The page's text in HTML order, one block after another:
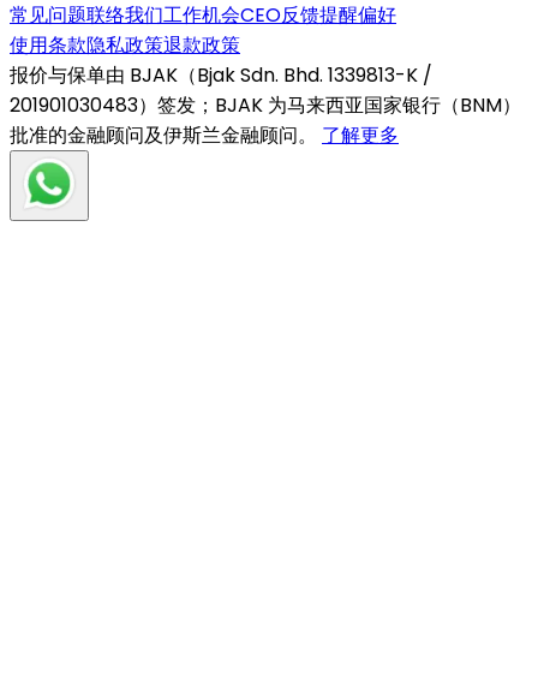
常见问题联络我们工作机会CEO反馈提醒偏好
使用条款隐私政策退款政策
报价与保单由 BJAK（Bjak Sdn. Bhd. 1339813-K /
201901030483）签发；BJAK 为马来西亚国家银行（BNM）
批准的金融顾问及伊斯兰金融顾问。
了解更多